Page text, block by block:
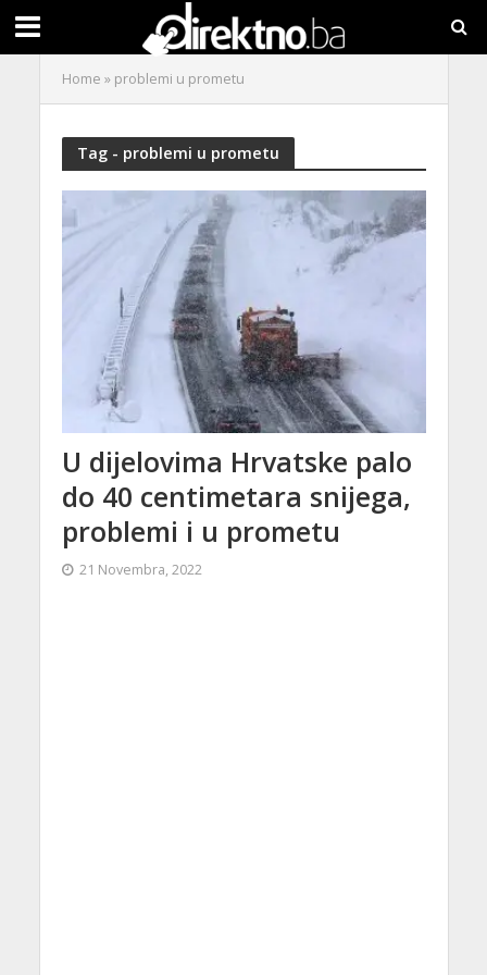
Home » problemi u prometu
Tag - problemi u prometu
U dijelovima Hrvatske palo
do 40 centimetara snijega,
problemi i u prometu
21 Novembra, 2022